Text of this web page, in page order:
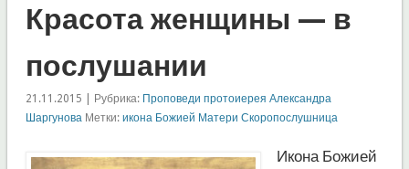
Красота женщины — в
послушании
21.11.2015 | Рубрика: Проповеди протоиерея Александра
Шаргунова Метки: икона Божией Матери Скоропослушница
Икона Божией